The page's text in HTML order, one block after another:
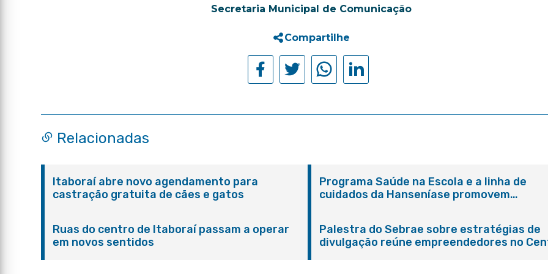
Secretaria Municipal de Comunicação
Compartilhe
Relacionadas
Itaboraí abre novo agendamento para
castração gratuita de cães e gatos
Programa Saúde na Escola e a linha de
cuidados da Hanseníase promovem
Ruas do centro de Itaboraí passam a operar
em novos sentidos
Palestra do Sebrae sobre estratégias de
divulgação reúne empreendedores no